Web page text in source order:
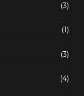
(3)
(1)
(3)
(4)